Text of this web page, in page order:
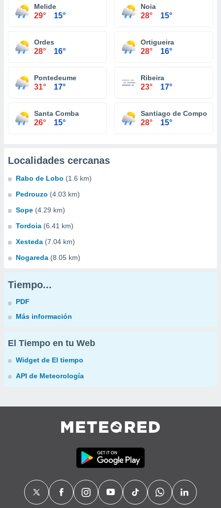
Melide
29° 15°
Noia
28° 15°
Ordes
28° 16°
Ortigueira
28° 16°
Pontedeume
31° 17°
Ribeira
23° 17°
Santa Comba
26° 15°
Santiago de
28° 15°
Localidades cercanas
Rabo de Lobo (1.6 km)
Pedrouzo (4.03 km)
Sope (4.29 km)
Tordoia (6.41 km)
Xesteda (7.04 km)
Nogareda (8.05 km)
Tiempo...
PDF
Más información
El Tiempo en tu Web
Widget de El tiempo
API de Meteorología